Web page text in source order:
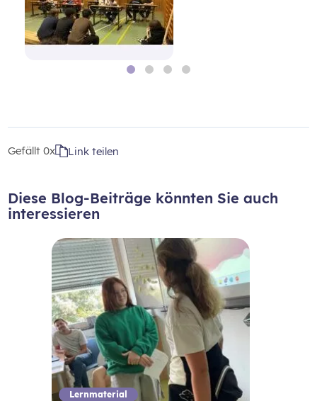
Gefällt0x Link teilen
Diese Blog-Beiträge könnten Sie auch
interessieren
Lernmaterial